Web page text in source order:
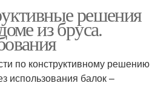
решения
из бруса.
по конструктивному решению
использования балок –